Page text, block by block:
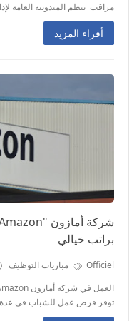
مراقب تنظم المندوبية العامة
أقراء المزيد
براتب خيالي
Officiel مباريات التوظيف
توفر فرص عمل للشباب في عدة